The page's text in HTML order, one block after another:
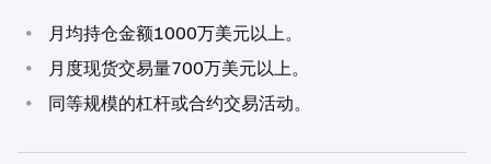
场外交易
$3,200,000
$250K – $500K
0.1% / 0.2%
0.02% / 0.05%
您的客户关系经理将以书面形式向您发送VIP权限与权
益摘要。
• 月均持仓金额1000万美元以上。
• 月度现货交易量700万美元以上。
• 同等规模的杠杆或合约交易活动。